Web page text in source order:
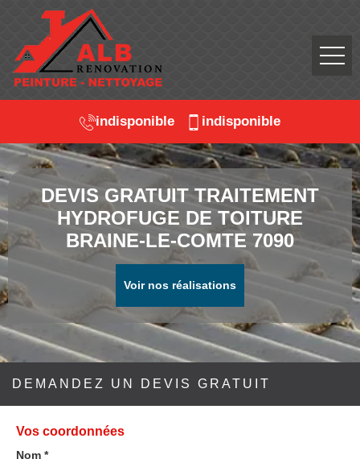
indisponible indisponible
DEVIS GRATUIT TRAITEMENT
HYDROFUGE DE TOITURE
BRAINE-LE-COMTE 7090
Voir nos réalisations
DEMANDEZ UN DEVIS GRATUIT
Vos coordonnées
Nom *